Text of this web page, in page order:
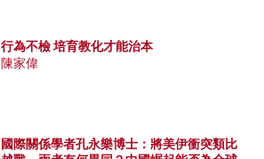
行為不檢 培育教化才能治本
陳家偉
國際關係學者孔永樂博士：將美伊衝突類比